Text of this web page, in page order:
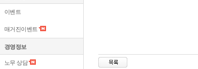
이벤트
매거진이벤트
경영정보
노무 상담